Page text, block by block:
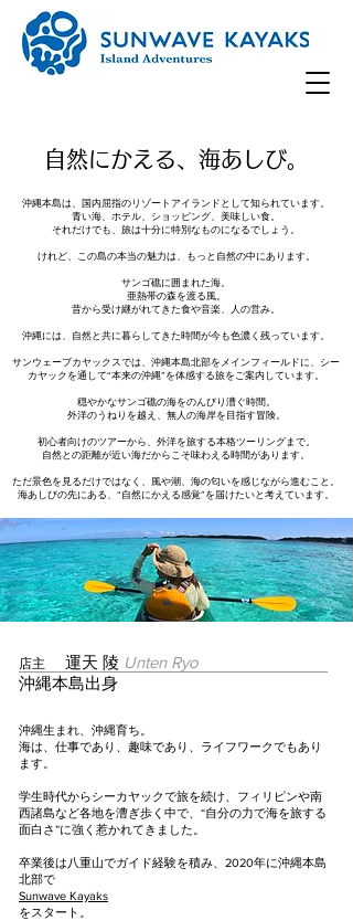
​自然にかえる、海あしび。
沖縄本島は、国内屈指のリゾートアイランドとして知られています。
青い海、ホテル、ショッピング、美味しい食。
それだけでも、旅は十分に特別なものになるでしょう。
けれど、この島の本当の魅力は、もっと自然の中にあります。
サンゴ礁に囲まれた海。
亜熱帯の森を渡る風。
昔から受け継がれてきた食や音楽、人の営み。
沖縄には、自然と共に暮らしてきた時間が今も色濃く残っています。
サンウェーブカヤックスでは、沖縄本島北部をメインフィールドに、シー
カヤックを通して“本来の沖縄”を体感する旅をご案内しています。
穏やかなサンゴ礁の海をのんびり漕ぐ時間。
外洋のうねりを越え、無人の海岸を目指す冒険。
初心者向けのツアーから、外洋を旅する本格ツーリングまで。
自然との距離が近い海だからこそ味わえる時間があります。
ただ景色を見るだけではなく、風や潮、海の匂いを感じながら進むこと。
海あしびの先にある、“自然にかえる感覚”を届けたいと考えています。
店主 運天 陵 Unten Ryo
​沖縄本島出身
沖縄生まれ、沖縄育ち。
海は、仕事であり、趣味であり、ライフワークでもあり
ます。
学生時代からシーカヤックで旅を続け、フィリピンや南
西諸島など各地を漕ぎ歩く中で、“自分の力で海を旅する
面白さ”に強く惹かれてきました。
卒業後は八重山でガイド経験を積み、2020年に沖縄本島
北部で
Sunwave Kayaks
をスタート。